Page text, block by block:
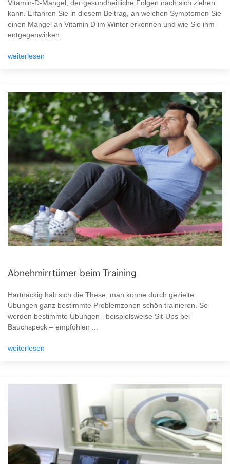
Vitamin-D-Mangel, der gesundheitliche Folgen nach sich ziehen
kann. Erfahren Sie in diesem Beitrag, an welchen Symptomen Sie
einen Mangel an Vitamin D im Winter erkennen und wie Sie ihm
entgegenwirken.
weiterlesen
Abnehmirrtümer beim Training
Hartnäckig hält sich die These, man könne durch gezielte
Übungen ganz bestimmte Problemzonen schön trainieren. So
werden bestimmte Übungen –beispielsweise Sit-Ups bei
Bauchspeck – empfohlen ...
weiterlesen